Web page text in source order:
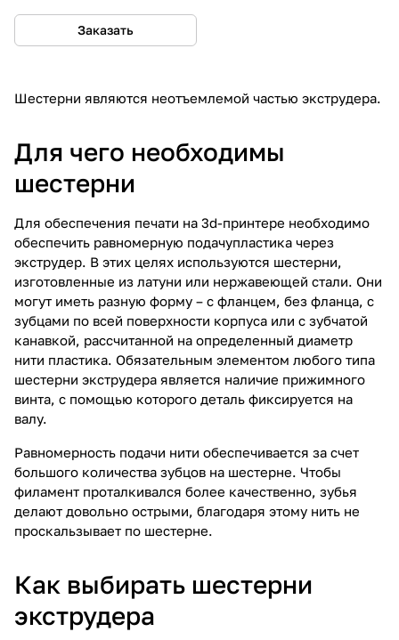
Заказать
Шестерни являются неотъемлемой частью экструдера.
Для чего необходимы
шестерни
Для обеспечения печати на 3d-принтере необходимо
обеспечить равномерную подачупластика через
экструдер. В этих целях используются шестерни,
изготовленные из латуни или нержавеющей стали. Они
могут иметь разную форму – с фланцем, без фланца, с
зубцами по всей поверхности корпуса или с зубчатой
канавкой, рассчитанной на определенный диаметр
нити пластика. Обязательным элементом любого типа
шестерни экструдера является наличие прижимного
винта, с помощью которого деталь фиксируется на
валу.
Равномерность подачи нити обеспечивается за счет
большого количества зубцов на шестерне. Чтобы
филамент проталкивался более качественно, зубья
делают довольно острыми, благодаря этому нить не
проскальзывает по шестерне.
Как выбирать шестерни
экструдера